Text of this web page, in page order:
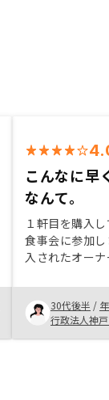
こんなに早
なんて。
１軒目を購入
食事会に参加
入されたオー
みなさんすご
が、１軒目購
加のご提案を
と信用活用の
を決めました
30代後半 /
行政法人神